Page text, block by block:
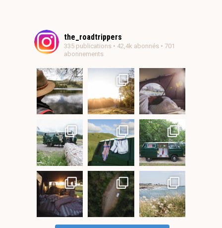
the_roadtrippers
335 publications • 42,4k abonnés • 701
abonnements